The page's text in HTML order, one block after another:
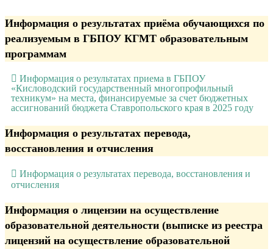
Информация о результатах приёма обучающихся по
реализуемым в ГБПОУ КГМТ образовательным
программам
Информация о результатах приема в ГБПОУ
«Кисловодский государственный многопрофильный
техникум» на места, финансируемые за счет бюджетных
ассигнований бюджета Ставропольского края в 2025 году
Информация о результатах перевода,
восстановления и отчисления
Информация о результатах перевода, восстановления и
отчисления
Информация о лицензии на осуществление
образовательной деятельности (выписке из реестра
лицензий на осуществление образовательной